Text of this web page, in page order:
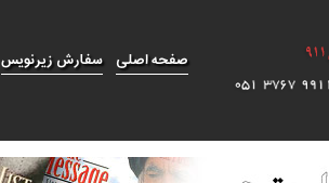
سفارش زیرنویس صفحه اصلی